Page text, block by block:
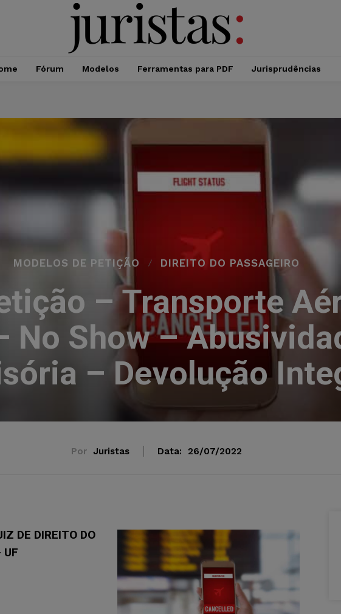
Fórum Modelos Ferramentas para PDF Jurisprudências
MODELOS DE PETIÇÃO DIREITO DO PASSAGEIRO
– Transporte
No Show –
– Devolução
Por Juristas Data: 26/07/2022
DE DIREITO DO
UF